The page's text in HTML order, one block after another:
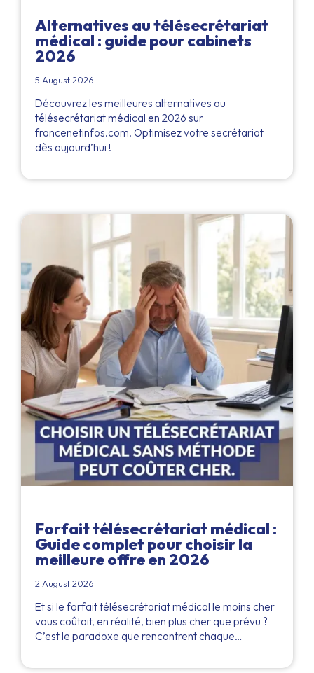
Alternatives au télésecrétariat
médical : guide pour cabinets
2026
5 August 2026
Découvrez les meilleures alternatives au
télésecrétariat médical en 2026 sur
francenetinfos.com. Optimisez votre secrétariat
dès aujourd’hui !
Forfait télésecrétariat médical :
Guide complet pour choisir la
meilleure offre en 2026
2 August 2026
Et si le forfait télésecrétariat médical le moins cher
vous coûtait, en réalité, bien plus cher que prévu ?
C’est le paradoxe que rencontrent chaque…